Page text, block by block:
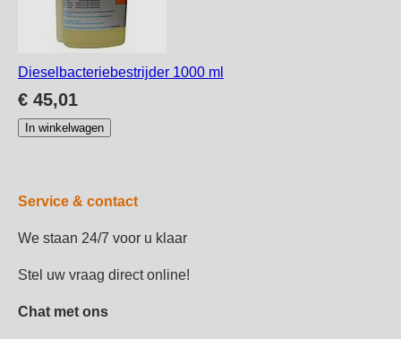
Dieselbacteriebestrijder 1000 ml
€ 45,01
In winkelwagen
Service & contact
We staan 24/7 voor u klaar
Stel uw vraag direct online!
Chat met ons